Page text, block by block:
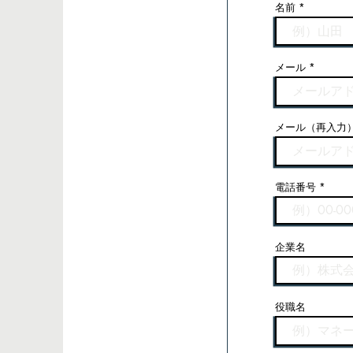
名前
メール
メール（再入力
電話番号
企業名
役職名